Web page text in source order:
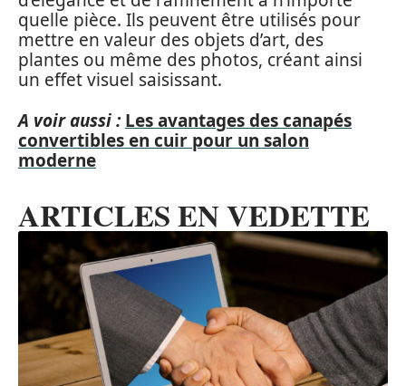
quelle pièce. Ils peuvent être utilisés pour
mettre en valeur des objets d’art, des
plantes ou même des photos, créant ainsi
un effet visuel saisissant.
A voir aussi : Les avantages des canapés
convertibles en cuir pour un salon
moderne
ARTICLES EN VEDETTE